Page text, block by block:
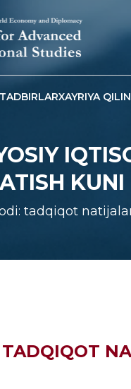
TADBIRLARXAYRIYA
KUNI
tadqiqot